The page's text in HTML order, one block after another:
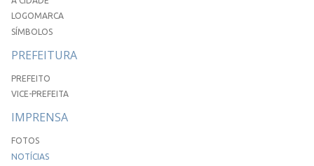
LOGOMARCA
SÍMBOLOS
PREFEITURA
PREFEITO
VICE-PREFEITA
IMPRENSA
FOTOS
NOTÍCIAS